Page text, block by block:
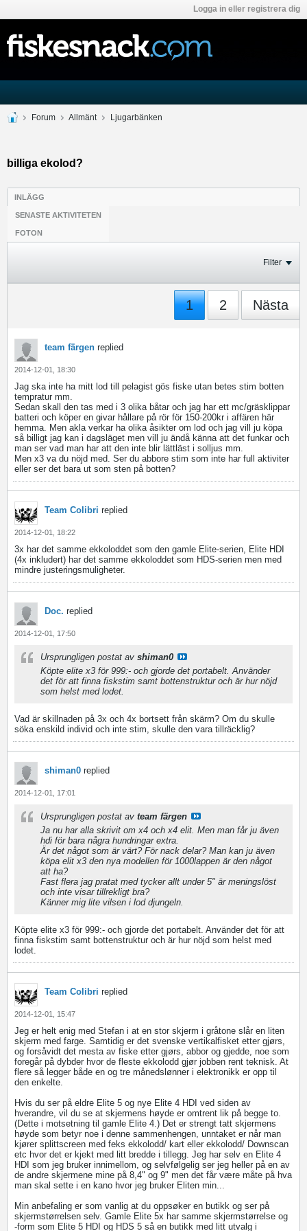
Logga in eller registrera dig
Forum Allmänt Ljugarbänken
billiga ekolod?
INLÄGG
SENASTE AKTIVITETEN
FOTON
Filter
1 2 Nästa
team färgen replied
2014-12-01, 18:30
Jag ska inte ha mitt lod till pelagist gös fiske utan betes stim botten
tempratur mm.
Sedan skall den tas med i 3 olika båtar och jag har ett mc/gräsklippar
batteri och köper en givar hållare på rör för 150-200kr i affären här
hemma. Men akla verkar ha olika åsikter om lod och jag vill ju köpa
så billigt jag kan i dagsläget men vill ju ändå känna att det funkar och
man ser vad man har att den inte blir lättläst i solljus mm.
Men x3 va du nöjd med. Ser du abbore stim som inte har full aktiviter
eller ser det bara ut som sten på botten?
Team Colibri replied
2014-12-01, 18:22
3x har det samme ekkoloddet som den gamle Elite-serien, Elite HDI
(4x inkludert) har det samme ekkoloddet som HDS-serien men med
mindre justeringsmuligheter.
Doc. replied
2014-12-01, 17:50
Ursprungligen postat av shiman0
Köpte elite x3 för 999:- och gjorde det portabelt. Använder
det för att finna fiskstim samt bottenstruktur och är hur nöjd
som helst med lodet.
Vad är skillnaden på 3x och 4x bortsett från skärm? Om du skulle
söka enskild individ och inte stim, skulle den vara tillräcklig?
shiman0 replied
2014-12-01, 17:01
Ursprungligen postat av team färgen
Ja nu har alla skrivit om x4 och x4 elit. Men man får ju även
hdi för bara några hundringar extra.
Är det något som är värt? För nack delar? Man kan ju även
köpa elit x3 den nya modellen för 1000lappen är den något
att ha?
Fast flera jag pratat med tycker allt under 5" är meningslöst
och inte visar tillrekligt bra?
Känner mig lite vilsen i lod djungeln.
Köpte elite x3 för 999:- och gjorde det portabelt. Använder det för att
finna fiskstim samt bottenstruktur och är hur nöjd som helst med
lodet.
Team Colibri replied
2014-12-01, 15:47
Jeg er helt enig med Stefan i at en stor skjerm i gråtone slår en liten
skjerm med farge. Samtidig er det svenske vertikalfisket etter gjørs,
og forsåvidt det mesta av fiske etter gjørs, abbor og gjedde, noe som
foregår på dybder hvor de fleste ekkolodd gjør jobben rent teknisk. At
flere så legger både en og tre månedslønner i elektronikk er opp til
den enkelte.
Hvis du ser på eldre Elite 5 og nye Elite 4 HDI ved siden av
hverandre, vil du se at skjermens høyde er omtrent lik på begge to.
(Dette i motsetning til gamle Elite 4.) Det er strengt tatt skjermens
høyde som betyr noe i denne sammenhengen, unntaket er når man
kjører splittscreen med feks ekkolodd/ kart eller ekkolodd/ Downscan
etc hvor det er kjekt med litt bredde i tillegg. Jeg har selv en Elite 4
HDI som jeg bruker innimellom, og selvfølgelig ser jeg heller på en av
de andre skjermene mine på 8,4" og 9" men det får være måte på hva
man skal sette i en kano hvor jeg bruker Eliten min...
Min anbefaling er som vanlig at du oppsøker en butikk og ser på
skjermstørrelsen selv. Gamle Elite 5x har samme skjermstørrelse og
-form som Elite 5 HDI og HDS 5 så en butikk med litt utvalg i